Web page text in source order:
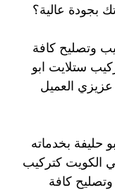
بجودة عالية؟
وتصليح كافة
ستلايت ابو
العميل
حليفة بخدماته
الكويت كتركيب
كافة